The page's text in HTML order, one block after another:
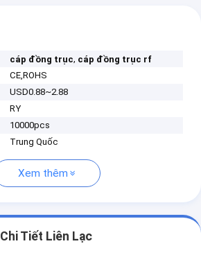
cáp đồng trục, cáp đồng trục rf
CE,ROHS
USD0.88~2.88
RY
10000pcs
Trung Quốc
Xem thêm
Chi Tiết Liên Lạc